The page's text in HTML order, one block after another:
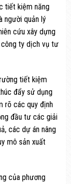
tiết kiệm năng
người quản lý
cứu xây dựng
công ty dịch vụ tư
tiết kiệm
đẩy sử dụng
rõ các quy định
đầu tư các giải
các dự án nâng
mô sản xuất
của phương